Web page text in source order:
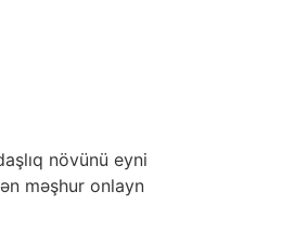
növünü eyni
məşhur onlayn